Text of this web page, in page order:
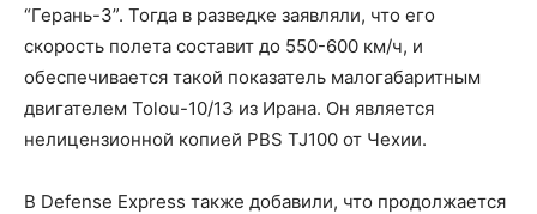
“Герань-3”. Тогда в разведке заявляли, что его
скорость полета составит до 550-600 км/ч, и
обеспечивается такой показатель малогабаритным
двигателем Tolou-10/13 из Ирана. Он является
нелицензионной копией PBS TJ100 от Чехии.
В Defense Express также добавили, что продолжается